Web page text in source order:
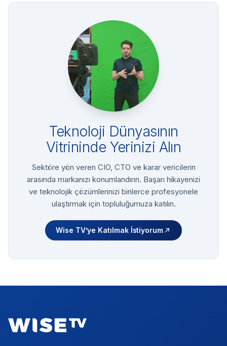
Teknoloji Dünyasının
Vitrininde Yerinizi Alın
Sektöre yön veren CIO, CTO ve karar vericilerin
arasında markanızı konumlandırın. Başarı hikayenizi
ve teknolojik çözümlerinizi binlerce profesyonele
ulaştırmak için topluluğumuza katılın.
Wise TV’ye Katılmak İstiyorum